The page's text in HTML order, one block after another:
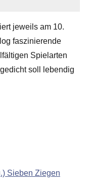
jeweils am 10.
faszinierende
Spielarten
soll lebendig